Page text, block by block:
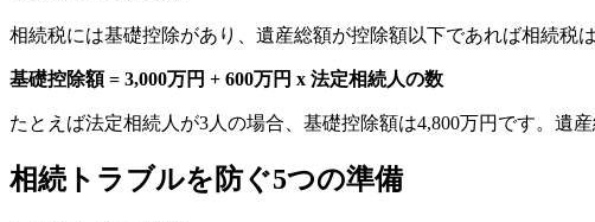
相続税には基礎控除があり、遺産総額が控除額以下であれば相続税
基礎控除額 = 3,000万円 + 600万円 x 法定相続人の数
たとえば法定相続人が3人の場合、基礎控除額は4,800万円です。遺
相続トラブルを防ぐ5つの準備